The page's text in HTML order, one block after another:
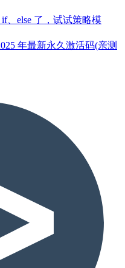
、else 了，试试策略模
年最新永久激活码(亲测